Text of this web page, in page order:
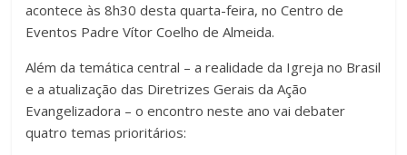
acontece às 8h30 desta quarta-feira, no Centro de
Eventos Padre Vítor Coelho de Almeida.
Além da temática central – a realidade da Igreja no Brasil
e a atualização das Diretrizes Gerais da Ação
Evangelizadora – o encontro neste ano vai debater
quatro temas prioritários: